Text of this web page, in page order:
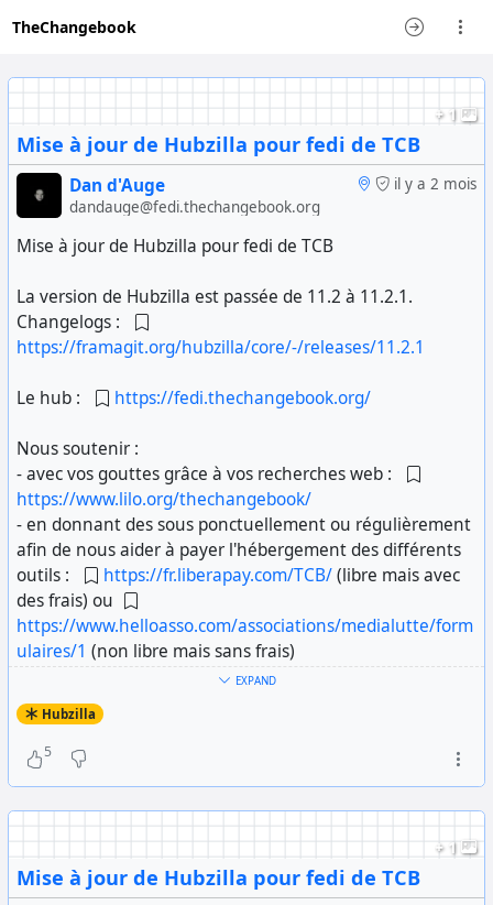
TheChangebook
+ 1
Mise à jour de Hubzilla pour fedi de TCB
il y a 2 mois
Dan d'Auge
dandauge@fedi.thechangebook.org
Mise à jour de Hubzilla pour fedi de TCB
La version de Hubzilla est passée de 11.2 à 11.2.1.
Changelogs :
https://framagit.org/hubzilla/core/-/releases/11.2.1
Le hub : https://fedi.thechangebook.org/
Nous soutenir :
- avec vos gouttes grâce à vos recherches web :
https://www.lilo.org/thechangebook/
- en donnant des sous ponctuellement ou régulièrement
afin de nous aider à payer l'hébergement des différents
outils :
https://fr.liberapay.com/TCB/(libre mais avec
des frais) ou
https://www.helloasso.com/associations/medialutte/form
ulaires/1 (non libre mais sans frais)
Hubzilla, c'est quoi :
https://hubzilla.org/page/info/home
EXPAND
Hubzilla
5
+ 1
Mise à jour de Hubzilla pour fedi de TCB